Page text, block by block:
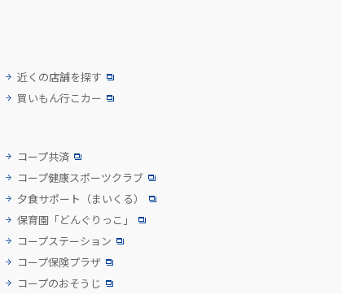
近くの店舗を探す
買いもん行こカー
コープ共済
コープ健康スポーツクラブ
夕食サポート （まいくる）
保育園「どんぐりっこ」
コープステーション
コープ保険プラザ
コープのおそうじ